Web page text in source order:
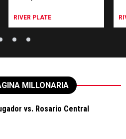
RIVER PLATE
MILLONARIA
vs. Rosario Central